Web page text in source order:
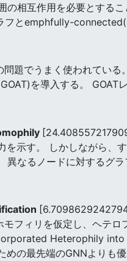
相互作用を必要とする
とemphfully-
題でうまく使われている
を導入する。 GOAT
示す。 しかしながら、
なるノードに対するグ
フィリを仮定し、ヘテロ
Heterophily into
の最先端のGNNよりも優